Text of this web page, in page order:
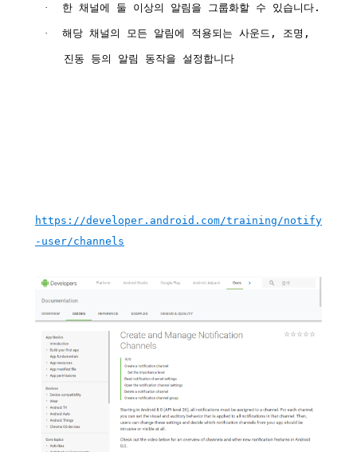
· 한 채널에 둘 이상의 알림을 그룹화할 수 있습니다 .
· 해당 채널의 모든 알림에 적용되는 사운드 , 조명 ,
진동 등의 알림 동작을 설정합니다
https://developer.android.com/training/notify
-user/channels